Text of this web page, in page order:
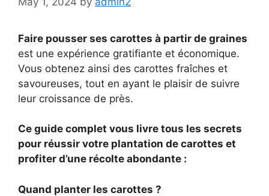
Faire pousser ses carottes à partir de graines
est une expérience gratifiante et économique.
Vous obtenez ainsi des carottes fraîches et
savoureuses, tout en ayant le plaisir de suivre
leur croissance de près.
Ce guide complet vous livre tous les secrets
pour réussir votre plantation de carottes et
profiter d’une récolte abondante :
Quand planter les carottes ?